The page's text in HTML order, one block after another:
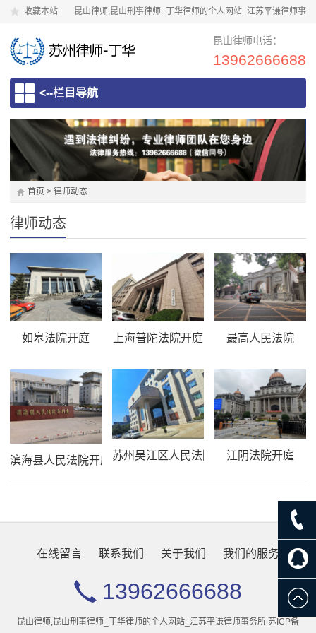
收藏本站 昆山律师,昆山刑事律师_丁华律师的个人网站_江苏平谦律师事
昆山律师电话：
13962666688
<--栏目导航
首页 > 律师动态
律师动态
如皋法院开庭 上海普陀法院开庭 最高人民法院
滨海县人民法院开庭 苏州吴江区人民法院开庭江阴法院开庭
在线留言 联系我们 关于我们 我们的服务
13962666688
昆山律师,昆山刑事律师_丁华律师的个人网站_江苏平谦律师事务所 苏ICP备